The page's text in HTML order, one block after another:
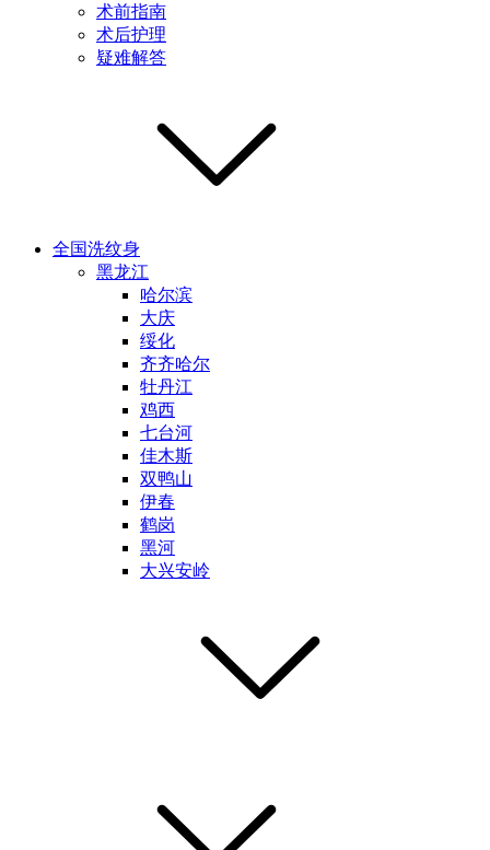
术前指南
术后护理
疑难解答
全国洗纹身
黑龙江
哈尔滨
大庆
绥化
齐齐哈尔
牡丹江
鸡西
七台河
佳木斯
双鸭山
伊春
鹤岗
黑河
大兴安岭